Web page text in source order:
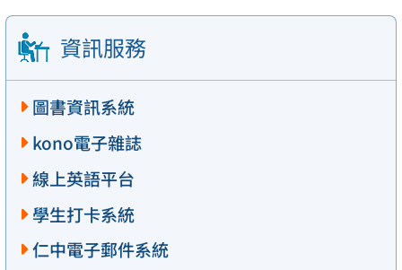
資訊服務
圖書資訊系統
kono電子雜誌
線上英語平台
學生打卡系統
仁中電子郵件系統